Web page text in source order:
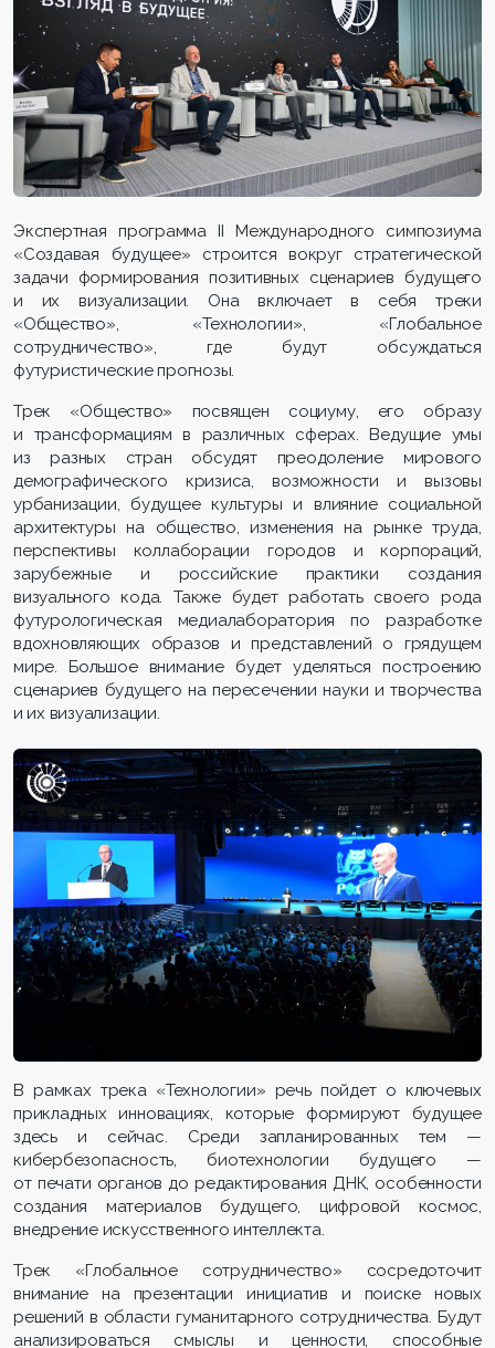
Экспертная программа II Международного симпозиума
«Создавая будущее» строится вокруг стратегической
задачи формирования позитивных сценариев будущего
и их визуализации. Она включает в себя треки
«Общество», «Технологии», «Глобальное
сотрудничество», где будут обсуждаться
футуристические прогнозы.
Трек «Общество» посвящен социуму, его образу
и трансформациям в различных сферах. Ведущие умы
из разных стран обсудят преодоление мирового
демографического кризиса, возможности и вызовы
урбанизации, будущее культуры и влияние социальной
архитектуры на общество, изменения на рынке труда,
перспективы коллаборации городов и корпораций,
зарубежные и российские практики создания
визуального кода. Также будет работать своего рода
футурологическая медиалаборатория по разработке
вдохновляющих образов и представлений о грядущем
мире. Большое внимание будет уделяться построению
сценариев будущего на пересечении науки и творчества
и их визуализации.
В рамках трека «Технологии» речь пойдет о ключевых
прикладных инновациях, которые формируют будущее
здесь и сейчас. Среди запланированных тем —
кибербезопасность, биотехнологии будущего —
от печати органов до редактирования ДНК, особенности
создания материалов будущего, цифровой космос,
внедрение искусственного интеллекта.
Трек «Глобальное сотрудничество» сосредоточит
внимание на презентации инициатив и поиске новых
решений в области гуманитарного сотрудничества. Будут
анализироваться смыслы и ценности, способные